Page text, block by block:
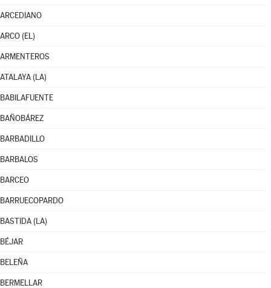
ARCEDIANO
ARCO (EL)
ARMENTEROS
ATALAYA (LA)
BABILAFUENTE
BAÑOBÁREZ
BARBADILLO
BARBALOS
BARCEO
BARRUECOPARDO
BASTIDA (LA)
BÉJAR
BELEÑA
BERMELLAR